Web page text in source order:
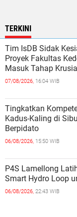
TERKINI
Tim IsDB Sidak
Proyek Fakultas
Masuk Tahap Krusial
07/08/2026, 16:04 WIB
Tingkatkan
Kadus-Kaling di
Berpidato
06/08/2026, 15:50 WIB
P4S Lamellong
Smart Hydro Loop
06/08/2026, 22:43 WIB